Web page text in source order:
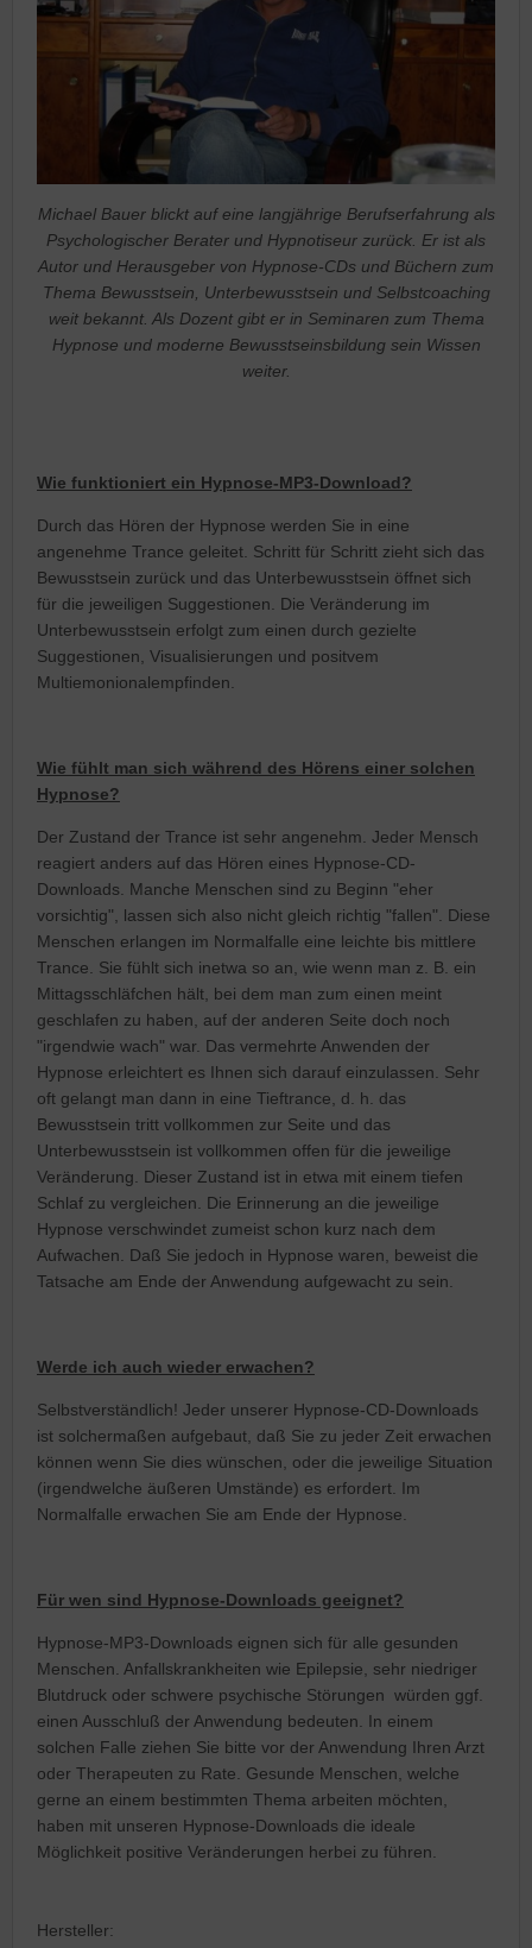
Michael Bauer blickt auf eine langjährige Berufserfahrung als
Psychologischer Berater und Hypnotiseur zurück. Er ist als
Autor und Herausgeber von Hypnose-CDs und Büchern zum
Thema Bewusstsein, Unterbewusstsein und Selbstcoaching
weit bekannt. Als Dozent gibt er in Seminaren zum Thema
Hypnose und moderne Bewusstseinsbildung sein Wissen
weiter.
Wie funktioniert ein Hypnose-MP3-Download?
Durch das Hören der Hypnose werden Sie in eine
angenehme Trance geleitet. Schritt für Schritt zieht sich das
Bewusstsein zurück und das Unterbewusstsein öffnet sich
für die jeweiligen Suggestionen. Die Veränderung im
Unterbewusstsein erfolgt zum einen durch gezielte
Suggestionen, Visualisierungen und positvem
Multiemonionalempfinden.
Wie fühlt man sich während des Hörens einer solchen
Hypnose?
Der Zustand der Trance ist sehr angenehm. Jeder Mensch
reagiert anders auf das Hören eines Hypnose-CD-
Downloads. Manche Menschen sind zu Beginn "eher
vorsichtig", lassen sich also nicht gleich richtig "fallen". Diese
Menschen erlangen im Normalfalle eine leichte bis mittlere
Trance. Sie fühlt sich inetwa so an, wie wenn man z. B. ein
Mittagsschläfchen hält, bei dem man zum einen meint
geschlafen zu haben, auf der anderen Seite doch noch
"irgendwie wach" war. Das vermehrte Anwenden der
Hypnose erleichtert es Ihnen sich darauf einzulassen. Sehr
oft gelangt man dann in eine Tieftrance, d. h. das
Bewusstsein tritt vollkommen zur Seite und das
Unterbewusstsein ist vollkommen offen für die jeweilige
Veränderung. Dieser Zustand ist in etwa mit einem tiefen
Schlaf zu vergleichen. Die Erinnerung an die jeweilige
Hypnose verschwindet zumeist schon kurz nach dem
Aufwachen. Daß Sie jedoch in Hypnose waren, beweist die
Tatsache am Ende der Anwendung aufgewacht zu sein.
Werde ich auch wieder erwachen?
Selbstverständlich! Jeder unserer Hypnose-CD-Downloads
ist solchermaßen aufgebaut, daß Sie zu jeder Zeit erwachen
können wenn Sie dies wünschen, oder die jeweilige Situation
(irgendwelche äußeren Umstände) es erfordert. Im
Normalfalle erwachen Sie am Ende der Hypnose.
Für wen sind Hypnose-Downloads geeignet?
Hypnose-MP3-Downloads eignen sich für alle gesunden
Menschen. Anfallskrankheiten wie Epilepsie, sehr niedriger
Blutdruck oder schwere psychische Störungen würden ggf.
einen Ausschluß der Anwendung bedeuten. In einem
solchen Falle ziehen Sie bitte vor der Anwendung Ihren Arzt
oder Therapeuten zu Rate. Gesunde Menschen, welche
gerne an einem bestimmten Thema arbeiten möchten,
haben mit unseren Hypnose-Downloads die ideale
Möglichkeit positive Veränderungen herbei zu führen.
Hersteller: